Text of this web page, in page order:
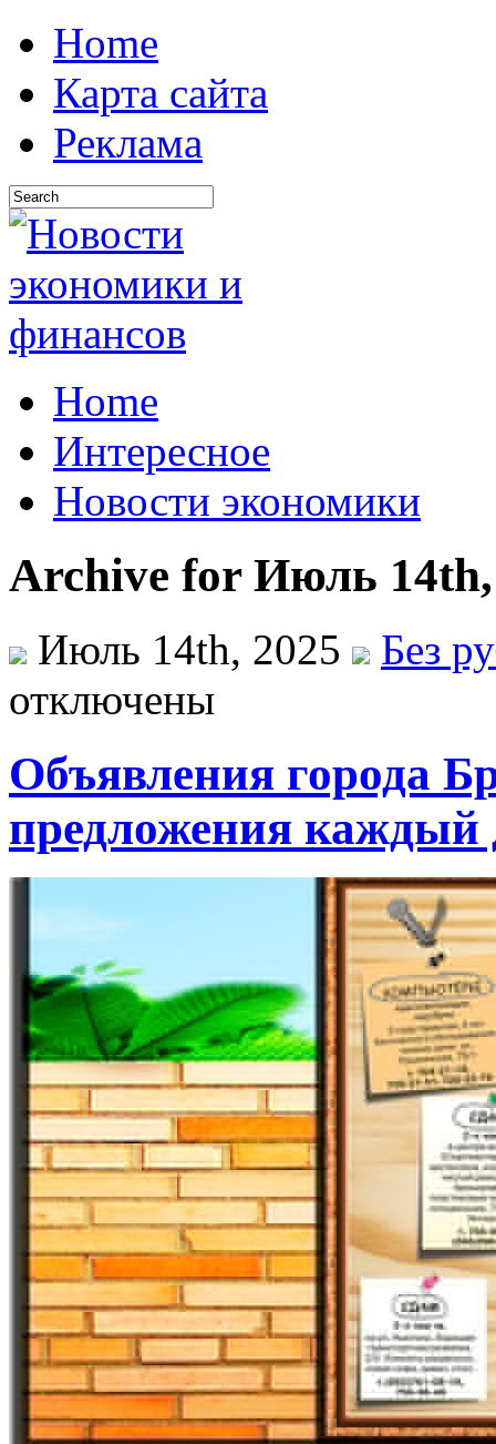
Home
Карта сайта
Реклама
Home
Интересное
Новости экономики
Archive for Июль 14th,
Июль 14th, 2025
Без
отключены
Объявления города
предложения каждый